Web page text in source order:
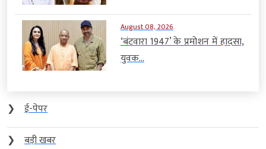
August 08, 2026
‘बंटवारा 1947’ के प्रमोशन में हादसा,
युवक...
❯
ई-पेपर
❯
बड़ी खबर